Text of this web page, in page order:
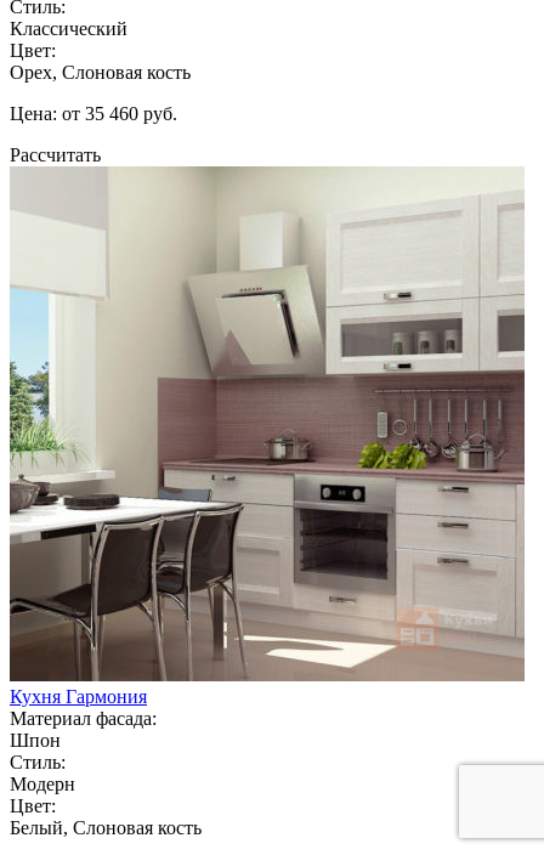
Стиль:
Классический
Цвет:
Орех, Слоновая кость
Цена: от 35 460 руб.
Рассчитать
Кухня Гармония
Материал фасада:
Шпон
Стиль:
Модерн
Цвет:
Белый, Слоновая кость